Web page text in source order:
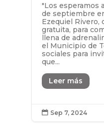
"Los esperamos
de septiembre
Ezequiel Rivero,
gratuita, para
llena de
el Municipio de
sociales para
que...
Leer más
 Sep 7, 2024